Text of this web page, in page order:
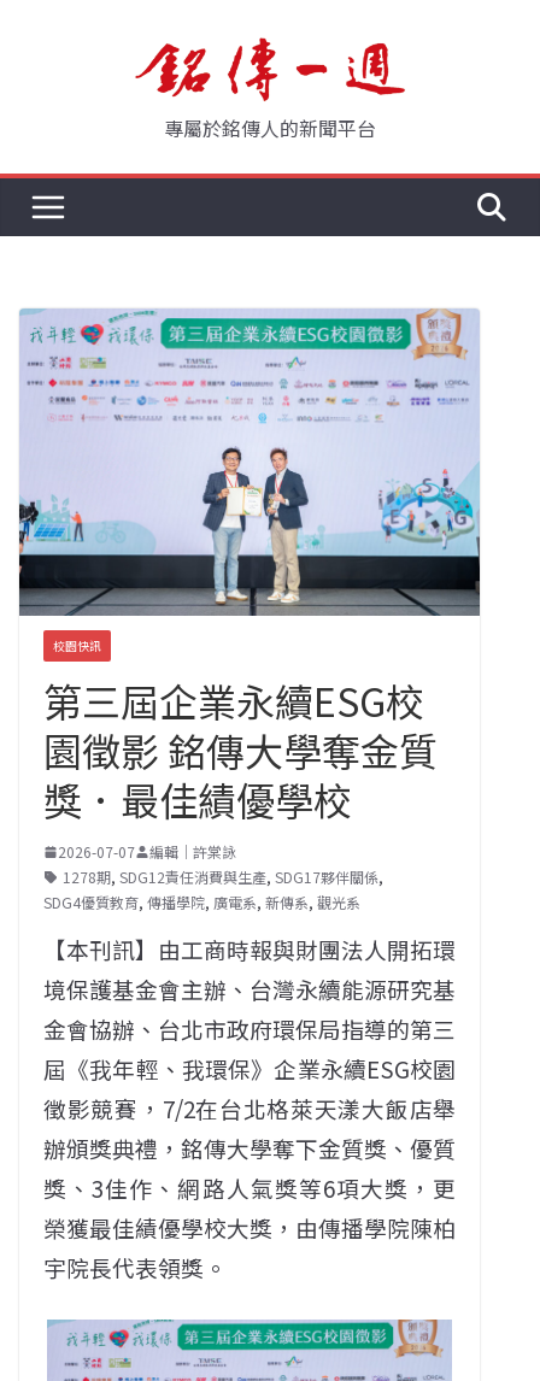
專屬於銘傳人的新聞平台
校園快訊
第三屆企業永續ESG校
園徵影 銘傳大學奪金質
獎．最佳績優學校
2026-07-07
編輯｜許棠詠
1278期, SDG12責任消費與生產, SDG17夥伴關係,
SDG4優質教育, 傳播學院, 廣電系, 新傳系, 觀光系
【本刊訊】由工商時報與財團法人開拓環
境保護基金會主辦、台灣永續能源研究基
金會協辦、台北市政府環保局指導的第三
屆《我年輕、我環保》企業永續ESG校園
徵影競賽，7/2在台北格萊天漾大飯店舉
辦頒獎典禮，銘傳大學奪下金質獎、優質
獎、3佳作、網路人氣獎等6項大獎，更
榮獲最佳績優學校大獎，由傳播學院陳柏
宇院長代表領獎。